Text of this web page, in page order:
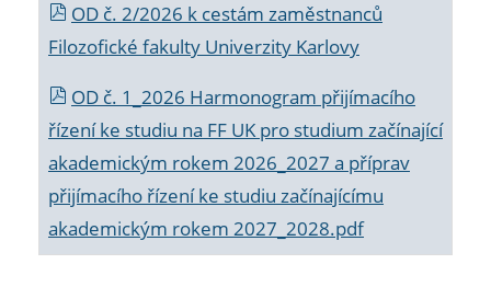
OD č. 2/2026 k cestám zaměstnanců
Filozofické fakulty Univerzity Karlovy
OD č. 1_2026 Harmonogram přijímacího
řízení ke studiu na FF UK pro studium začínající
akademickým rokem 2026_2027 a příprav
přijímacího řízení ke studiu začínajícímu
akademickým rokem 2027_2028.pdf